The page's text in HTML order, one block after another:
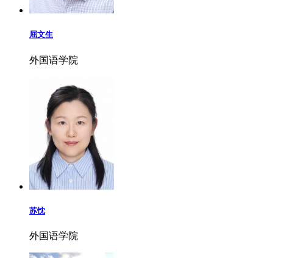
屈文生
外国语学院
苏忱
外国语学院